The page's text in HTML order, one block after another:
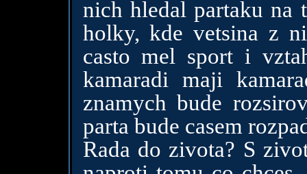
nich hledal partaku na
holky, kde vetsina z
casto mel sport i
kamaradi maji
znamych bude
parta bude casem
Rada do zivota? S